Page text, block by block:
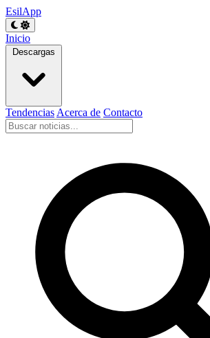
EsilApp
Inicio
Descargas
Tendencias Acerca de Contacto